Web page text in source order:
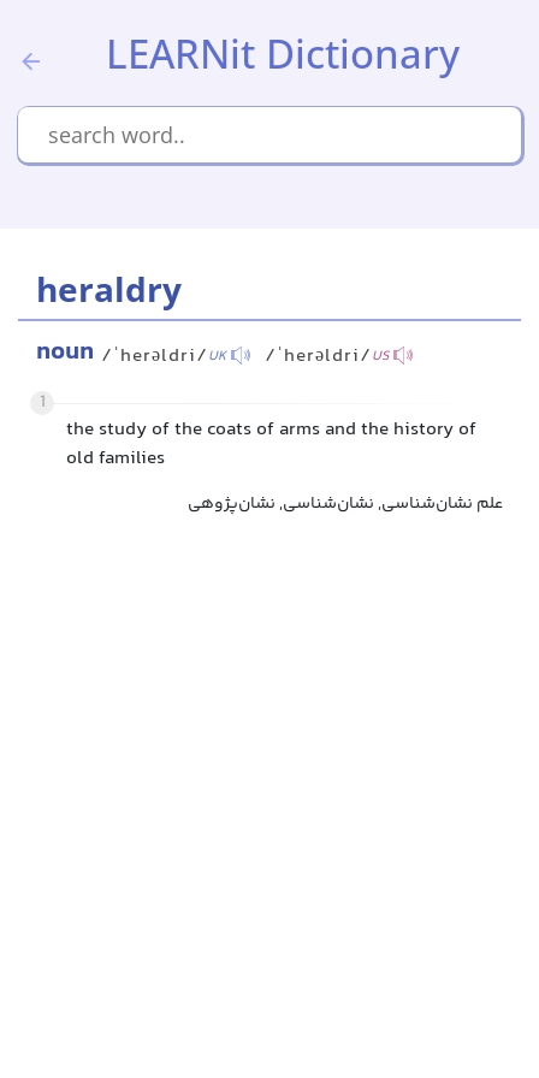
LEARNit Dictionary
heraldry
noun /ˈherəldri/UK /ˈherəldri/US
1
the study of the coats of arms and the history of
old families
علم نشان‌شناسی, نشان‌شناسی, نشان‌پژوهی